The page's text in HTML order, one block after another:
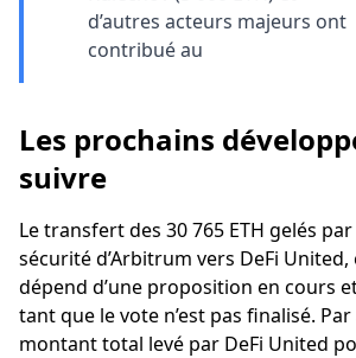
d’autres acteurs majeurs ont
contribué au
Les prochains
suivre
Le transfert des 30 765 ETH gelés
sécurité d’Arbitrum vers DeFi
dépend d’une proposition en cours
tant que le vote n’est pas finalisé.
montant total levé par DeFi United